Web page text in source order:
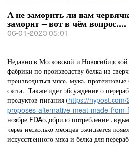
А не заморить ли нам
заморит – вот в чём вопрос....
06-01-2023 05:01
Недавно в Московской и Новосибирской
фабрики по производству белка из
производиться мясо, мука,
скота. Также идёт обсуждение о
продуктов питания (https://
proposes-alternative-meat-made-
ноябре FDAодобрило потребление
через несколько месяцев ожидается
искусственного мяса и белка для